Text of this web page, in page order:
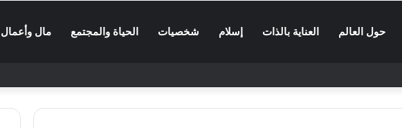
حول العالم العناية بالذات إسلام شخصيات الحياة والمجتمع مال وأعمال